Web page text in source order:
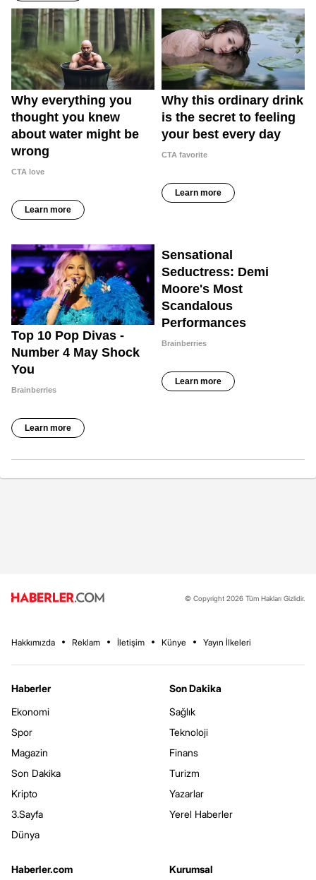
© Copyright 2026 Tüm Hakları Gizlidir.
Hakkımızda Reklam İletişim Künye Yayın İlkeleri
Haberler
Ekonomi
Spor
Magazin
Son Dakika
Kripto
3.Sayfa
Dünya
Son Dakika
Sağlık
Teknoloji
Finans
Turizm
Yazarlar
Yerel Haberler
Haberler.com
Kurumsal